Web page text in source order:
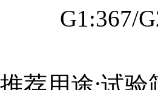
G1:367/
荐用途:试验